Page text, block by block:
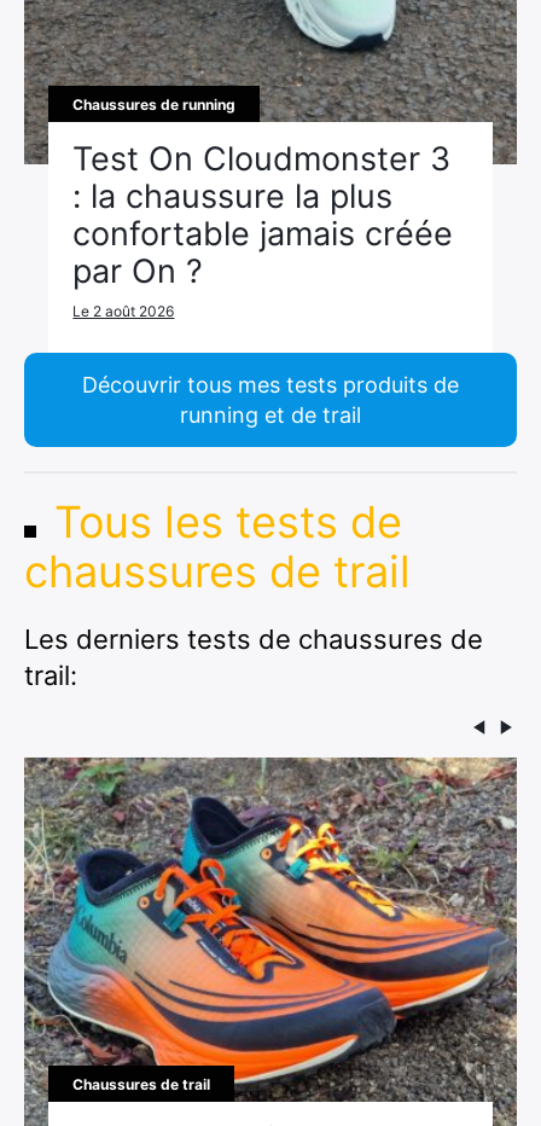
Chaussures de running
Test On Cloudmonster 3
: la chaussure la plus
confortable jamais créée
par On ?
Le 2 août 2026
Découvrir tous mes tests produits de
running et de trail
Tous les tests de
chaussures de trail
Les derniers tests de chaussures de
trail:
Chaussures de trail